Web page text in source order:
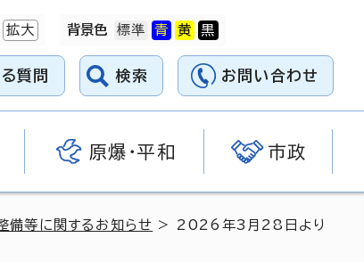
拡大 背景色
質問 検索 お問い合わせ
原爆・平和 市政
備等に関するお知らせ > 2026年3月28日より